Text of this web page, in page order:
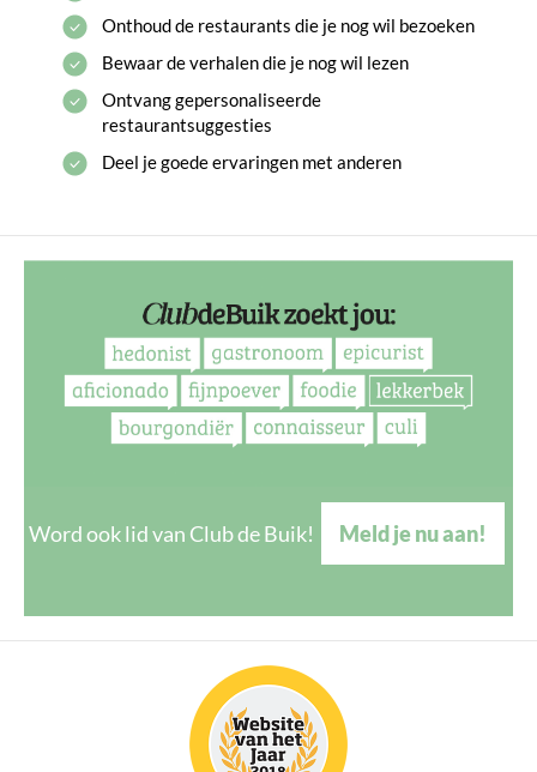
Onthoud de restaurants die je nog wil bezoeken
Bewaar de verhalen die je nog wil lezen
Ontvang gepersonaliseerde
restaurantsuggesties
Deel je goede ervaringen met anderen
Word ook lid van Club de Buik! Meld je nu aan!